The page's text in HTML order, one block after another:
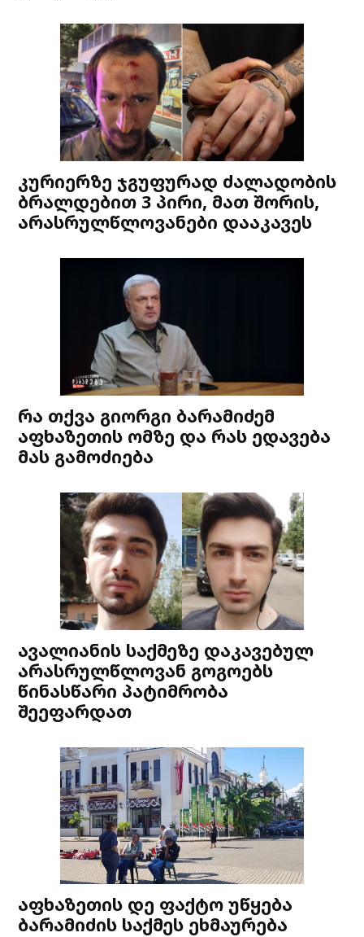
კურიერზე ჯგუფურად ძალადობის
ბრალდებით 3 პირი, მათ შორის,
არასრულწლოვანები დააკავეს
რა თქვა გიორგი ბარამიძემ
აფხაზეთის ომზე და რას ედავება
მას გამოძიება
ავალიანის საქმეზე დაკავებულ
არასრულწლოვან გოგოებს
წინასწარი პატიმრობა
შეეფარდათ
აფხაზეთის დე ფაქტო უწყება
ბარამიძის საქმეს ეხმაურება